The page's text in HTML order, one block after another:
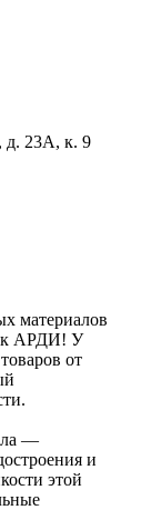
д. 23А, к. 9
материалов
АРДИ! У
от
—
и
этой